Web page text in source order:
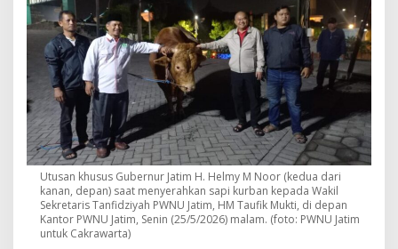
o
n
d
a
K
h
o
f
i
f
a
Utusan khusus Gubernur Jatim H. Helmy M Noor (kedua dari
kanan, depan) saat menyerahkan sapi kurban kepada Wakil
Sekretaris Tanfidziyah PWNU Jatim, HM Taufik Mukti, di depan
Kantor PWNU Jatim, Senin (25/5/2026) malam. (foto: PWNU Jatim
untuk Cakrawarta)